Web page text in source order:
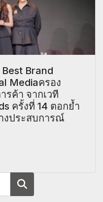
Brand
Mediaครอง
รค้า จากเวที
ครั้งที่ 14 ตอกย้ำ
งประสบการณ์
Search